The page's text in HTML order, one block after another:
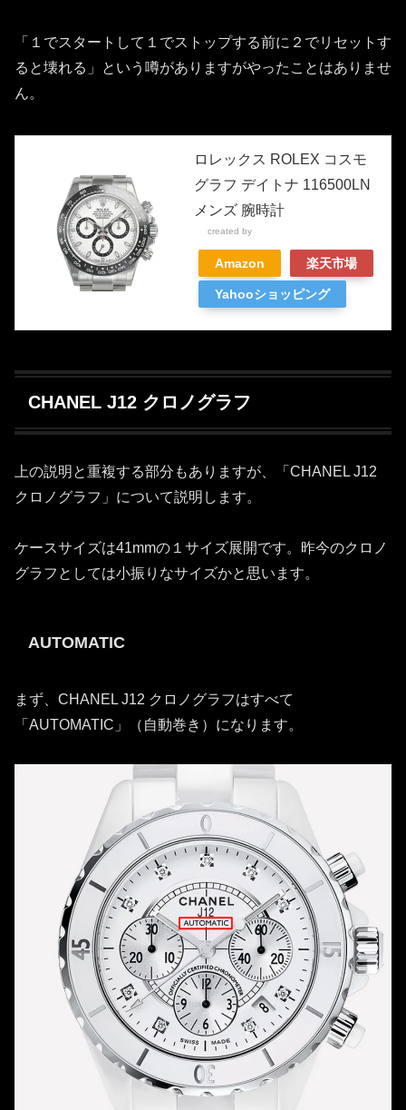
「１でスタートして１でストップする前に２でリセットす
ると壊れる」という噂がありますがやったことはありませ
ん。
ロレックス ROLEX コスモ
グラフ デイトナ 116500LN
メンズ 腕時計
created by
Amazon 楽天市場
Yahooショッピング
CHANEL J12 クロノグラフ
上の説明と重複する部分もありますが、「CHANEL J12
クロノグラフ」について説明します。
ケースサイズは41mmの１サイズ展開です。昨今のクロノ
グラフとしては小振りなサイズかと思います。
AUTOMATIC
まず、CHANEL J12 クロノグラフはすべて
「AUTOMATIC」（自動巻き）になります。